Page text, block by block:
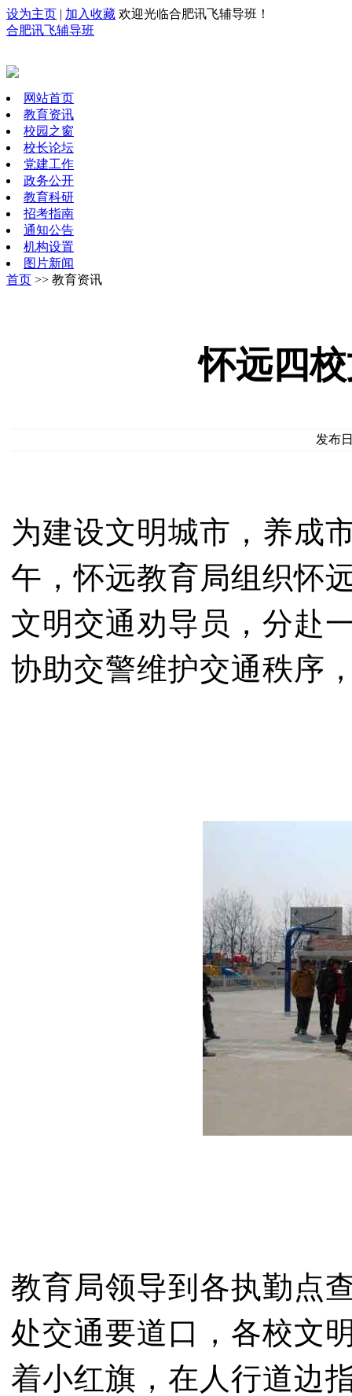
设为主页 | 加入收藏 欢迎光临合肥讯飞辅导班！
合肥讯飞辅导班
网站首页
教育资讯
校园之窗
校长论坛
党建工作
政务公开
教育科研
招考指南
通知公告
机构设置
图片新闻
首页 >> 教育资讯
怀远四
发布
为建设文明城市，养成
午，怀远教育局组织怀
文明交通劝导员，分赴
协助交警维护交通秩序
教育局领导到各执勤点
处交通要道口，各校文
着小红旗，在人行道边